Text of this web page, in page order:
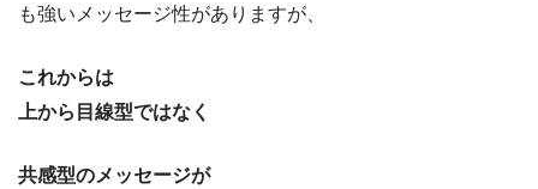
も強いメッセージ性がありますが、
これからは
上から目線型ではなく
共感型のメッセージが